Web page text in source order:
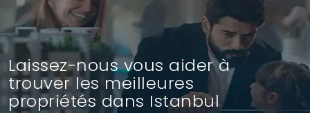
Laissez-nous vous aider à
trouver les meilleures
propriétés dans Istanbul